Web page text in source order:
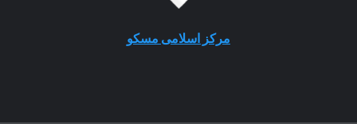
مرکز اسلامی مسکو